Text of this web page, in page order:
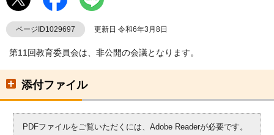
ページID1029697 更新日 令和6年3月8日
第11回教育委員会は、非公開の会議となります。
添付ファイル
PDFファイルをご覧いただくには、Adobe Readerが必要です。